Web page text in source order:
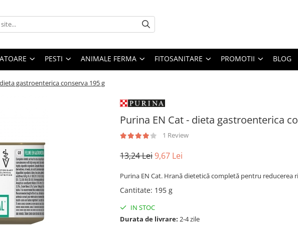
PESTI ANIMALE FERMA FITOSANITARE PROMOTII BLOG
gastroenterica conserva 195 g
Purina EN Cat - dieta gastroenterica
1 Review
13,24 Lei9,67 Lei
Purina EN Cat. Hrană dietetică completă pentru reducerea
Cantitate: 195 g
IN STOC
Durata de livrare: 2-4 zile